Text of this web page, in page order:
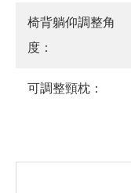
椅背躺仰調整角
度：
可調整頸枕：